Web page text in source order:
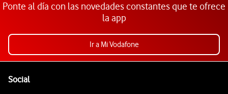
Ponte al día con las novedades constantes que te ofrece
la app
Ir a Mi Vodafone
SocialEnlaces a las redes sociales de Vodafone